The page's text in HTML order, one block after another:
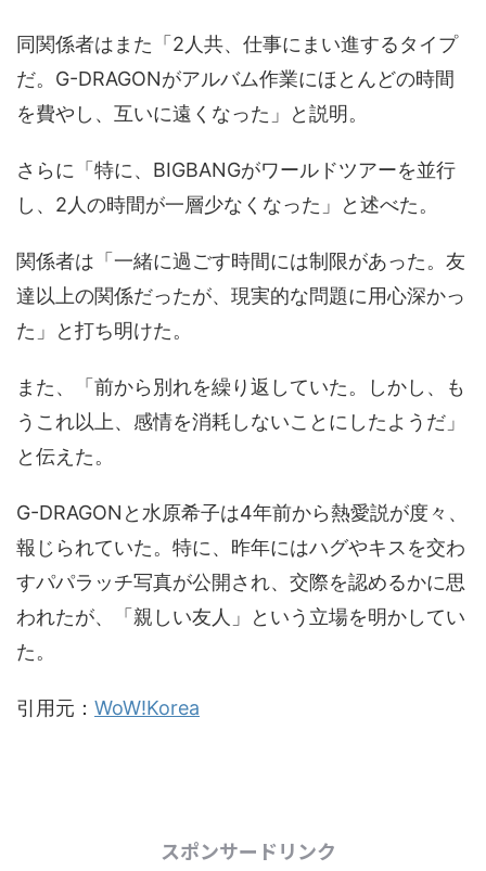
同関係者はまた「2人共、仕事にまい進するタイプ
だ。G-DRAGONがアルバム作業にほとんどの時間
を費やし、互いに遠くなった」と説明。
さらに「特に、BIGBANGがワールドツアーを並行
し、2人の時間が一層少なくなった」と述べた。
関係者は「一緒に過ごす時間には制限があった。友
達以上の関係だったが、現実的な問題に用心深かっ
た」と打ち明けた。
また、「前から別れを繰り返していた。しかし、も
うこれ以上、感情を消耗しないことにしたようだ」
と伝えた。
G-DRAGONと水原希子は4年前から熱愛説が度々、
報じられていた。特に、昨年にはハグやキスを交わ
すパパラッチ写真が公開され、交際を認めるかに思
われたが、「親しい友人」という立場を明かしてい
た。
引用元： WoW!Korea
スポンサードリンク